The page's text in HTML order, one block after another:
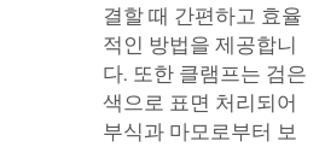
결할 때 간편하고 효율
적인 방법을 제공합니
다. 또한 클램프는 검은
색으로 표면 처리되어
부식과 마모로부터 보